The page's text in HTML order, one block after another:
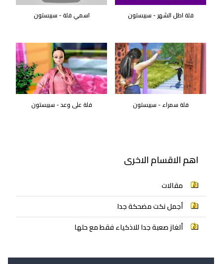
فلة اطل الشهر - سبيستون اسمي فلة - سبيستون
فلة سمراء - سبيستون فلة على وعد - سبيستون
اهم الاقسام الاخرى
مقالات
أجمل نكت مضحكة جدا
ألغاز صعبة جدا للاذكياء فقط مع حلها